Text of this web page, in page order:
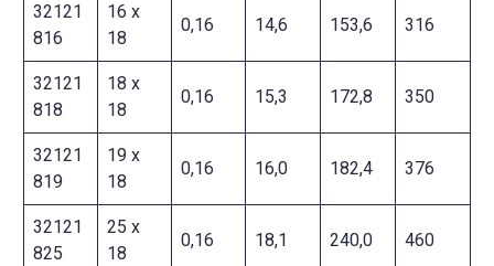
32121
816
16 x
18
0,16 14,6 153,6 316
32121
818
18 x
18
0,16 15,3 172,8 350
32121
819
19 x
18
0,16 16,0 182,4 376
32121
825
25 x
18
0,16 18,1 240,0 460